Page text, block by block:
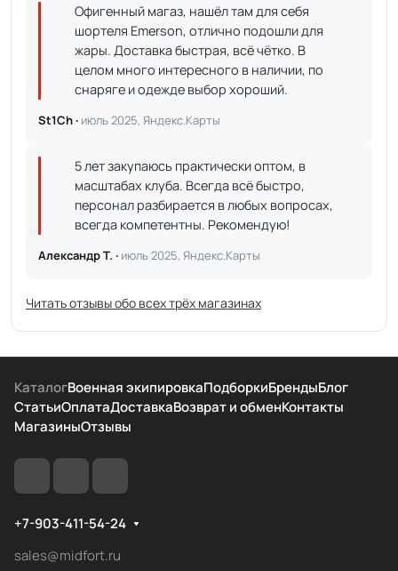
Офигенный магаз, нашёл там для себя
шортеля Emerson, отлично подошли для
жары. Доставка быстрая, всё чётко. В
целом много интересного в наличии, по
снаряге и одежде выбор хороший.
St1Ch · июль 2025, Яндекс.Карты
5 лет закупаюсь практически оптом, в
масштабах клуба. Всегда всё быстро,
персонал разбирается в любых вопросах,
всегда компетентны. Рекомендую!
Александр Т. · июль 2025, Яндекс.Карты
Читать отзывы обо всех трёх магазинах
КаталогВоенная экипировкаПодборкиБрендыБлог
СтатьиОплатаДоставкаВозврат и обменКонтакты
МагазиныОтзывы
+7-903-411-54-24
sales@midfort.ru